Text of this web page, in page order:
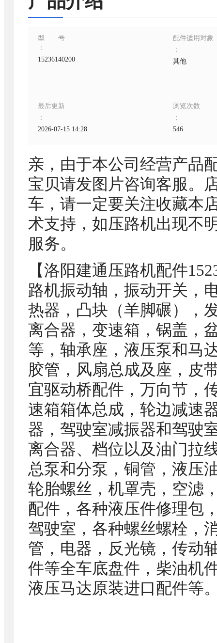
型号
：
15236140200
配件适用对象
：
其他
最后更新
：
2026-07-15 14:28
浏览次数
：
546
亲，由于本公司经营产品
宝贝请发图片咨询客服。
车，请一定要关注收藏本
术支持，如压路机出现不
服务。
【洛阳建通压路机配件
路机振动轴，振动开关，
热器，凸块（羊脚碾），
离合器，变速箱，锅盖，
等，轴承座，液压泵和马
胶管，风扇总成及座，皮
宜驱动桥配件，万向节，
速箱箱体总成，轮边减速
器，驾驶室减振器和驾驶
离合器、档位以及油门拉
总泵和分泵，铜管，液压
轮胎螺丝，机罩壳，空滤
配件，各种液压件修理包
驾驶室，各种螺丝螺栓，
管，电器，反光镜，传动
件等全车底盘件，柴油机
液压马达原装进口配件等